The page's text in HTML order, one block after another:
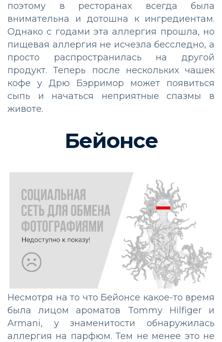
поэтому в ресторанах всегда была
внимательна и дотошна к ингредиентам.
Однако с годами эта аллергия прошла, но
пищевая аллергия не исчезла бесследно, а
просто распространилась на другой
продукт. Теперь после нескольких чашек
кофе у Дрю Бэрримор может появиться
сыпь и начаться неприятные спазмы в
животе.
Бейонсе
Несмотря на то что Бейонсе какое-то время
была лицом ароматов Tommy Hilfiger и
Armani, у знаменитости обнаружилась
аллергия на парфюм. Тем не менее это не